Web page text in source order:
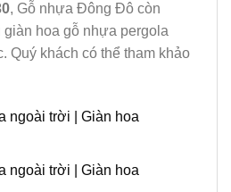
, Gỗ nhựa Đông Đô còn
hoa gỗ nhựa pergola
Quý khách có thể tham khảo
ngoài trời | Giàn hoa
ngoài trời | Giàn hoa